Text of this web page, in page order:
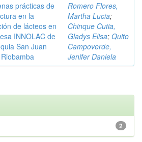
prácticas de
en la
de lácteos en
INNOLAC de
San Juan
Romero Flores,
Martha Lucia;
Chinque Cutia,
Gladys Elisa; Quito
Campoverde,
Jenifer Daniela
2